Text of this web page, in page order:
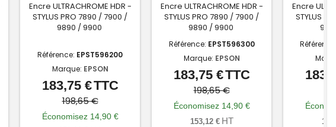
Encre ULTRACHROME HDR -
STYLUS PRO 7890 / 7900 /
9890 / 9900
Référence: EPST596200
Marque: EPSON
Prix
Prix
de
base
183,75 €TTC
198,65 €
Économisez 14,90 €
Encre ULTRACHROME HDR -
STYLUS PRO 7890 / 7900 /
9890 / 9900
Référence: EPST596300
Marque: EPSON
Prix
Prix
de
base
183,75 €TTC
198,65 €
Économisez 14,90 €
153,12 € HT
Encre
STYLUS